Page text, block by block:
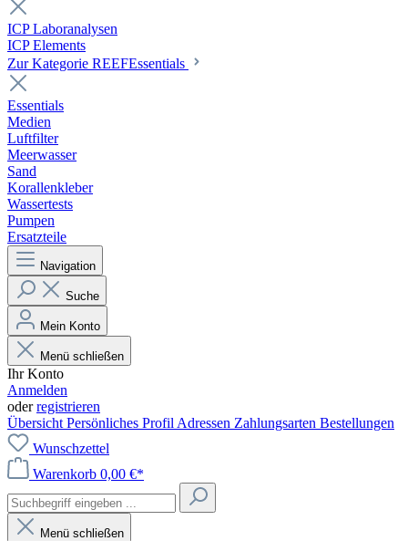
ICP Laboranalysen
ICP Elements
Zur Kategorie REEFEssentials
Essentials
Medien
Luftfilter
Meerwasser
Sand
Korallenkleber
Wassertests
Pumpen
Ersatzteile
Navigation
Suche
Mein Konto
Menü schließen
Ihr Konto
Anmelden
oderregistrieren
Übersicht Persönliches Profil Adressen Zahlungsarten Bestellungen
Wunschzettel
Warenkorb 0,00 €*
Menü schließen